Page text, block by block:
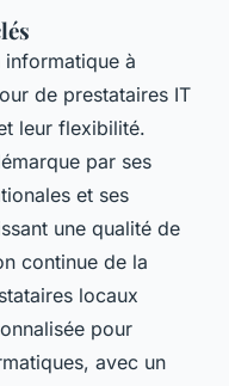
informatique à
de prestataires IT
leur flexibilité.
par ses
et ses
une qualité de
continue de la
locaux
pour
avec un